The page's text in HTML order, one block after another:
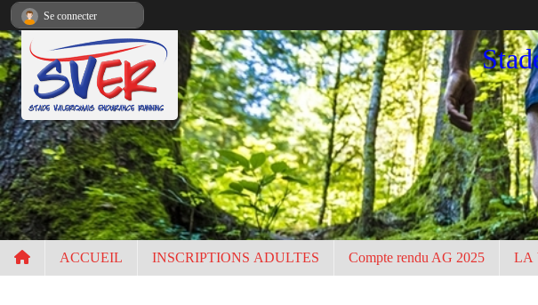
ACCUEIL INSCRIPTIONS ADULTES Compte rendu AG 2025 LA
Se connecter
Panneau de gestion des cookies